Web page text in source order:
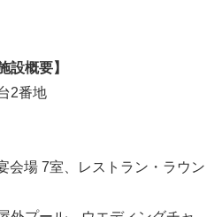
設概要】
2番地
会場 7室、レストラン・ラウン